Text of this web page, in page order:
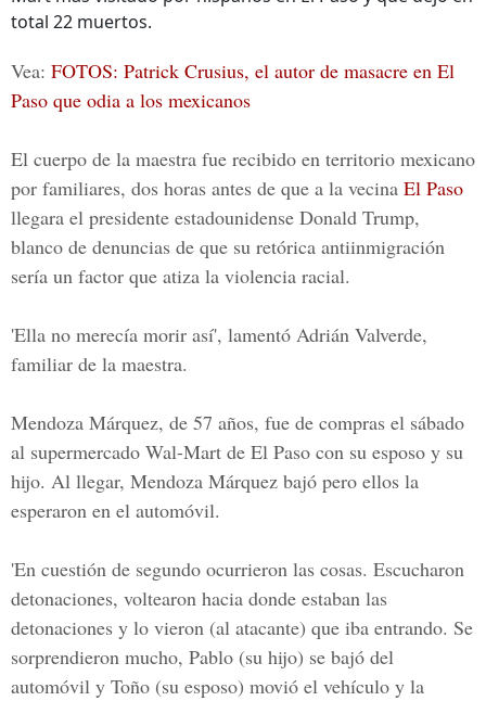
total 22 muertos.
Vea: FOTOS: Patrick Crusius, el autor de masacre en El
Paso que odia a los mexicanos
El cuerpo de la maestra fue recibido en territorio mexicano
por familiares, dos horas antes de que a la vecina El Paso
llegara el presidente estadounidense Donald Trump,
blanco de denuncias de que su retórica antiinmigración
sería un factor que atiza la violencia racial.
'Ella no merecía morir así', lamentó Adrián Valverde,
familiar de la maestra.
Mendoza Márquez, de 57 años, fue de compras el sábado
al supermercado Wal-Mart de El Paso con su esposo y su
hijo. Al llegar, Mendoza Márquez bajó pero ellos la
esperaron en el automóvil.
'En cuestión de segundo ocurrieron las cosas. Escucharon
detonaciones, voltearon hacia donde estaban las
detonaciones y lo vieron (al atacante) que iba entrando. Se
sorprendieron mucho, Pablo (su hijo) se bajó del
automóvil y Toño (su esposo) movió el vehículo y la